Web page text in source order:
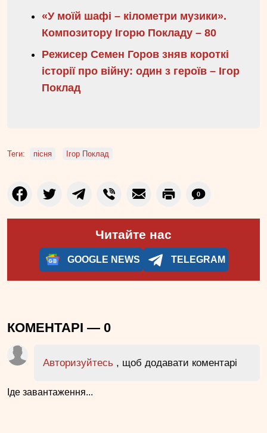
«У моїй шафі – кілометри музики».
Композитору Ігорю Покладу – 80
Режисер Семен Горов зняв короткі
історії про війну: один з героїв – Ігор
Поклад
Теги: пісня Ігор Поклад
0
Читайте нас
GOOGLE NEWS TELEGRAM
КОМЕНТАРІ — 0
Авторизуйтесь , щоб додавати коментарі
Іде завантаження...